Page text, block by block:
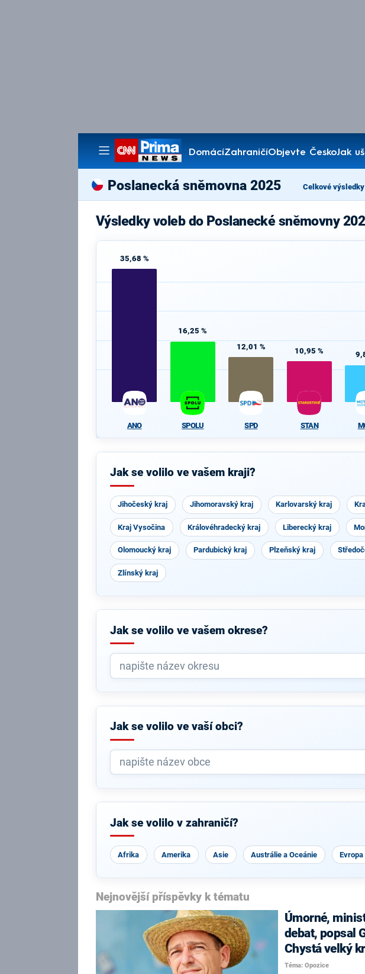
DomácíZahraničíObjevte ČeskoJak
Pořady
Poslanecká sněmovna 2025 Celkové výsledky
Výsledky voleb do Poslanecké sněmovny
35,68 %
ANO
16,25 %
SPOLU
12,01 %
SPD
10,95 %
STAN
Jak se volilo ve vašem kraji?
Jihočeský kraj Jihomoravský kraj Karlovarský kraj
Kraj Vysočina Královéhradecký kraj Liberecký kraj
Olomoucký kraj Pardubický kraj Plzeňský kraj
Zlínský kraj
Jak se volilo ve vašem okrese?
Jak se volilo ve vaší obci?
Jak se volilo v zahraničí?
Afrika Amerika Asie Austrálie a Oceánie Evropa
Nejnovější příspěvky k tématu
Úmorné,
debat, popsal
Chystá velký
Téma: Opozice